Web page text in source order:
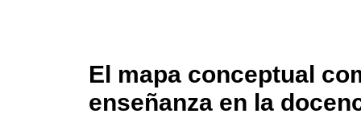
El mapa conceptual
enseñanza en la